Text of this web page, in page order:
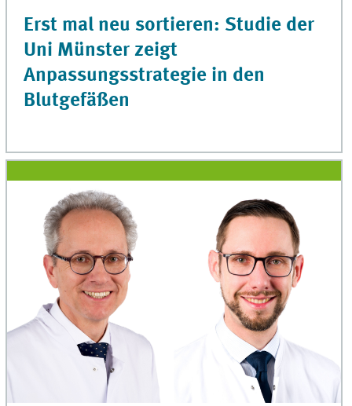
Erst mal neu sortieren: Studie der
Uni Münster zeigt
Anpassungsstrategie in den
Blutgefäßen